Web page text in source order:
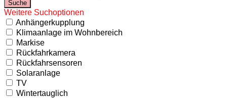
Weitere Suchoptionen
Anhängerkupplung
Klimaanlage im Wohnbereich
Markise
Rückfahrkamera
Rückfahrsensoren
Solaranlage
TV
Wintertauglich